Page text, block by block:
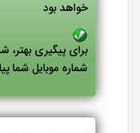
خواهد بود
برای پیگیری بهتر،
شماره موبایل شما